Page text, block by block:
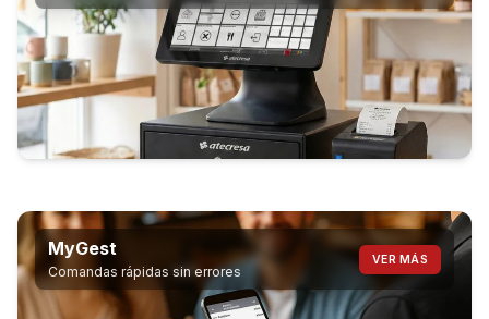
Ategest Kiosk
Autoservicio para que tus clientes pidan sin
colas.
MyGest
Comandas rápidas sin errores
VER MÁS